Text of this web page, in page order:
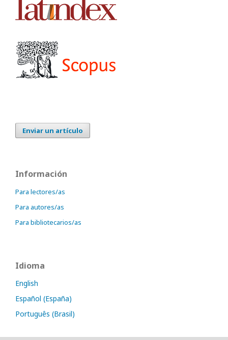
Enviar un artículo
Información
Para lectores/as
Para autores/as
Para bibliotecarios/as
Idioma
English
Español (España)
Português (Brasil)